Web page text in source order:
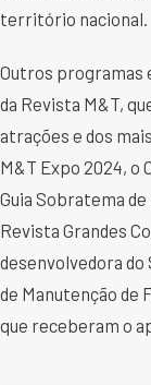
território nacional.
Outros programas
da Revista M&T,
atrações e dos
M&T Expo 2024, o
Guia Sobratema
Revista Grandes
desenvolvedora
de Manutenção de
que receberam o